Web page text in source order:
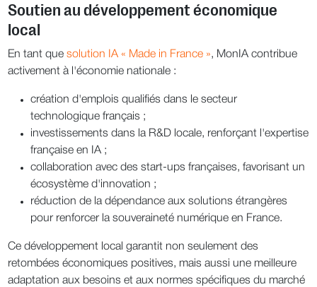
Soutien au développement économique
local
En tant quesolution IA « Made in France », MonIA contribue
activement à l'économie nationale :
création d'emplois qualifiés dans le secteur
technologique français ;
investissements dans la R&D locale, renforçant l'expertise
française en IA ;
collaboration avec des start-ups françaises, favorisant un
écosystème d'innovation ;
réduction de la dépendance aux solutions étrangères
pour renforcer la souveraineté numérique en France.
Ce développement local garantit non seulement des
retombées économiques positives, mais aussi une meilleure
adaptation aux besoins et aux normes spécifiques du marché